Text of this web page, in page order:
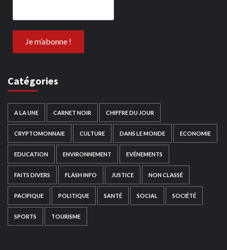
Catégories
A LA UNE CARNET NOIR CHIFFRE DU JOUR
CRYPTOMONNAIE CULTURE DANS LE MONDE ECONOMIE
EDUCATION ENVIRONNEMENT EVÉNEMENTS
FAITS DIVERS FLASH INFO JUSTICE NON CLASSÉ
PACIFIQUE POLITIQUE SANTÉ SOCIAL SOCIÉTÉ
SPORTS TOURISME